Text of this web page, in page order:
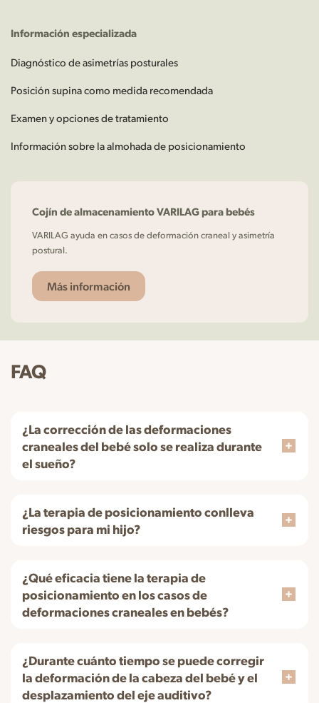
Información especializada
Diagnóstico de asimetrías posturales
Posición supina como medida recomendada
Examen y opciones de tratamiento
Información sobre la almohada de posicionamiento
Cojín de almacenamiento VARILAG para bebés
VARILAG ayuda en casos de deformación craneal y asimetría
postural.
Más información
FAQ
¿La corrección de las deformaciones
craneales del bebé solo se realiza durante
el sueño?
¿La terapia de posicionamiento conlleva
riesgos para mi hijo?
¿Qué eficacia tiene la terapia de
posicionamiento en los casos de
deformaciones craneales en bebés?
¿Durante cuánto tiempo se puede corregir
la deformación de la cabeza del bebé y el
desplazamiento del eje auditivo?